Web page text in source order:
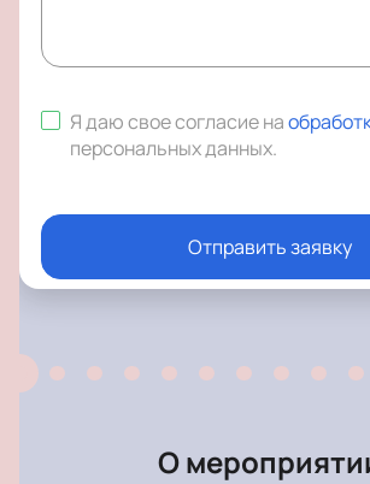
Я даю свое согласие на
персональных данных.
Отправить заявку
О